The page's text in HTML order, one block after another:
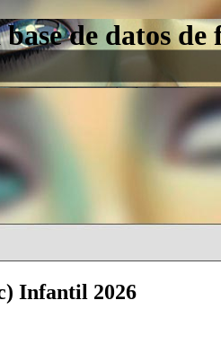
de datos de
Infantil 2026